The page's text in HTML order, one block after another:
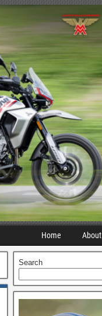
Home About
Search